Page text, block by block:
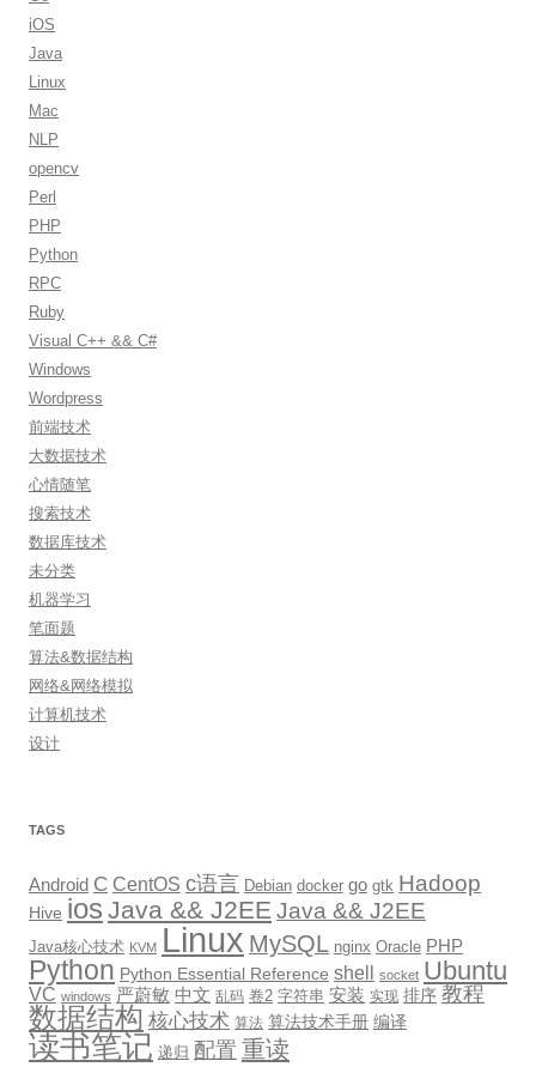
r
:
iOS
Java
Linux
Mac
NLP
opencv
Perl
PHP
Python
RPC
Ruby
Visual C++ && C#
Windows
Wordpress
前端技术
大数据技术
心情随笔
搜索技术
数据库技术
未分类
机器学习
笔面题
算法&数据结构
网络&网络模拟
计算机技术
设计
TAGS
Android C CentOS c语言 Debian docker go gtk Hadoop
Hive ios Java && J2EE Java && J2EE
Java核心技术 KVM Linux MySQL nginx Oracle PHP
Python Python Essential Reference shell socket Ubuntu
VC windows 严蔚敏 中文 乱码 卷2 字符串 安装 实现 排序 教程
数据结构 核心技术 算法 算法技术手册 编译
读书笔记 递归 配置 重读